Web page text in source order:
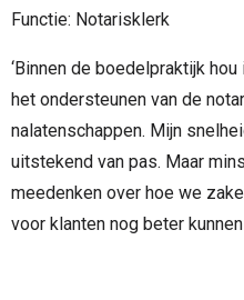
Functie: Notarisklerk
‘Binnen de boedelpraktijk
het ondersteunen van de
nalatenschappen. Mijn
uitstekend van pas. Maar
meedenken over hoe we
voor klanten nog beter kunnen